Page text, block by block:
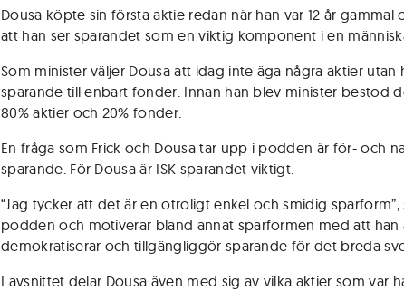
Dousa köpte sin första aktie redan när han var 12 år gammal
att han ser sparandet som en viktig komponent i en
Som minister väljer Dousa att idag inte äga några aktier utan
sparande till enbart fonder. Innan han blev minister bestod
80% aktier och 20% fonder.
En fråga som Frick och Dousa tar upp i podden är för- och
sparande. För Dousa är ISK-sparandet viktigt.
“Jag tycker att det är en otroligt enkel och smidig sparform”,
podden och motiverar bland annat sparformen med att han
demokratiserar och tillgängliggör sparande för det breda
I avsnittet delar Dousa även med sig av vilka aktier som var